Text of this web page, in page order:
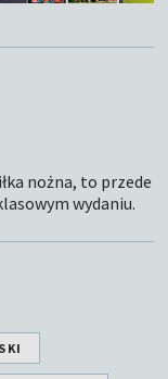
nożna, to przede
wydaniu.